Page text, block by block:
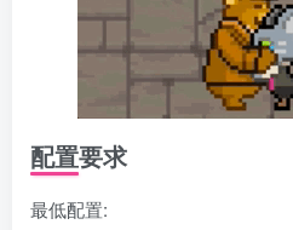
配置要求
最低配置: